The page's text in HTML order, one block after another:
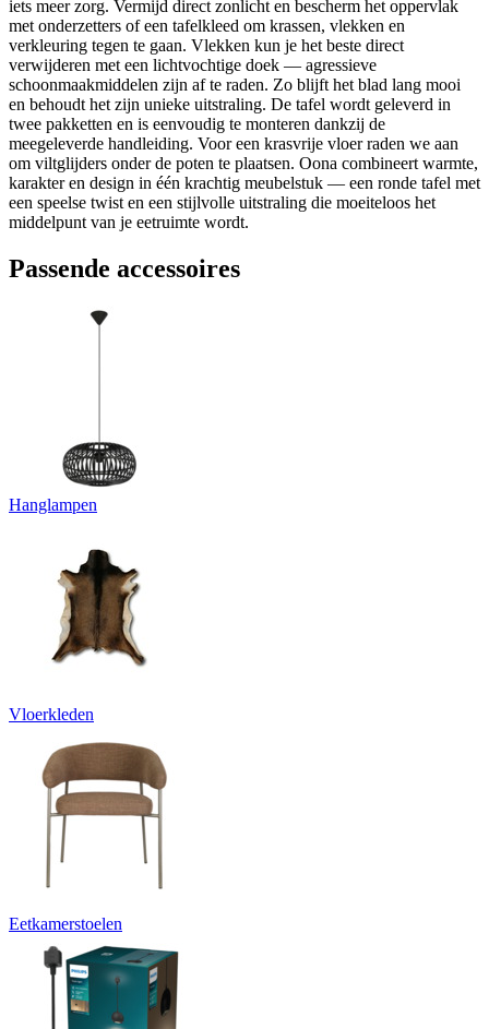
iets meer zorg. Vermijd direct zonlicht en bescherm het oppervlak
met onderzetters of een tafelkleed om krassen, vlekken en
verkleuring tegen te gaan. Vlekken kun je het beste direct
verwijderen met een lichtvochtige doek — agressieve
schoonmaakmiddelen zijn af te raden. Zo blijft het blad lang mooi
en behoudt het zijn unieke uitstraling. De tafel wordt geleverd in
twee pakketten en is eenvoudig te monteren dankzij de
meegeleverde handleiding. Voor een krasvrije vloer raden we aan
om viltglijders onder de poten te plaatsen. Oona combineert warmte,
karakter en design in één krachtig meubelstuk — een ronde tafel met
een speelse twist en een stijlvolle uitstraling die moeiteloos het
middelpunt van je eetruimte wordt.
Passende accessoires
Hanglampen
Vloerkleden
Eetkamerstoelen